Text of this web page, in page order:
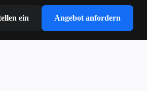
ein Angebot anfordern